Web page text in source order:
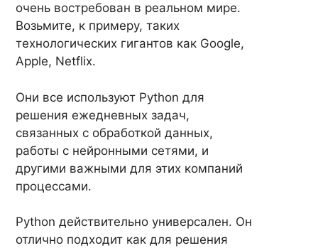
очень востребован в реальном мире.
Возьмите, к примеру, таких
технологических гигантов как Google,
Apple, Netflix.
Они все используют Python для
решения ежедневных задач,
связанных с обработкой данных,
работы с нейронными сетями, и
другими важными для этих компаний
процессами.
Python действительно универсален. Он
отлично подходит как для решения